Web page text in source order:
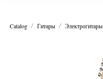
Catalog Гитары Электрогитары